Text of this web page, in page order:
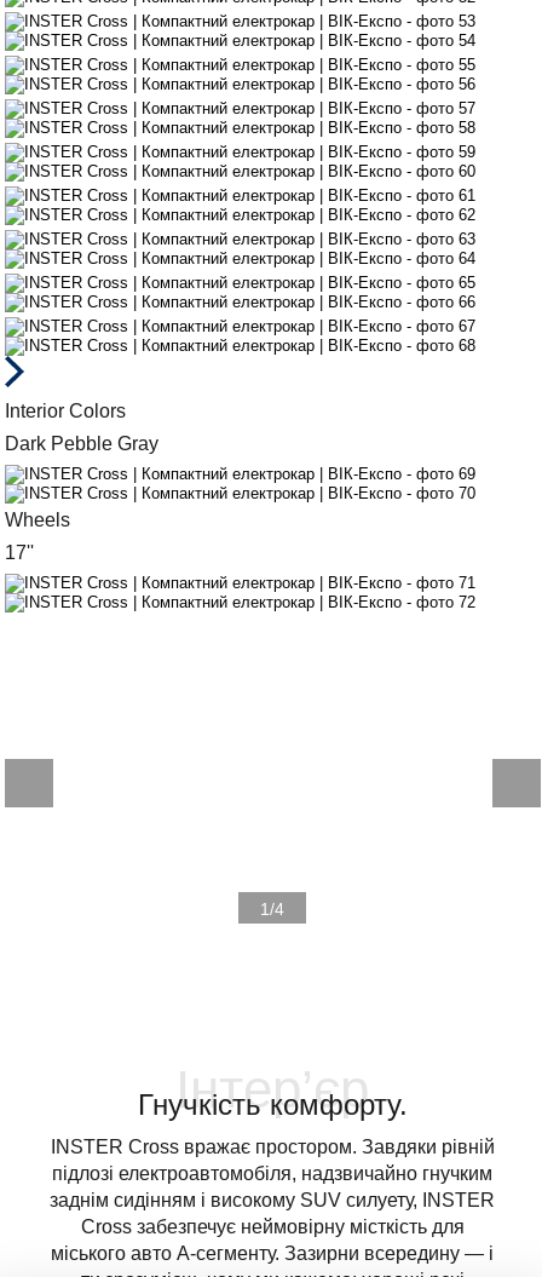
Interior Colors
Dark Pebble Gray
Wheels
17''
1/4
Інтер’єр
Гнучкість комфорту.
INSTER Cross вражає простором. Завдяки рівній
підлозі електроавтомобіля, надзвичайно гнучким
заднім сидінням і високому SUV силуету, INSTER
Cross забезпечує неймовірну місткість для
міського авто А-сегменту. Зазирни всередину — і